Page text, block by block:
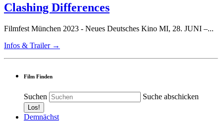
Clashing Differences
Filmfest München 2023 - Neues Deutsches Kino MI, 28. JUNI –...
Infos & Trailer →
Film Finden
Suchen Suche abschicken
Demnächst